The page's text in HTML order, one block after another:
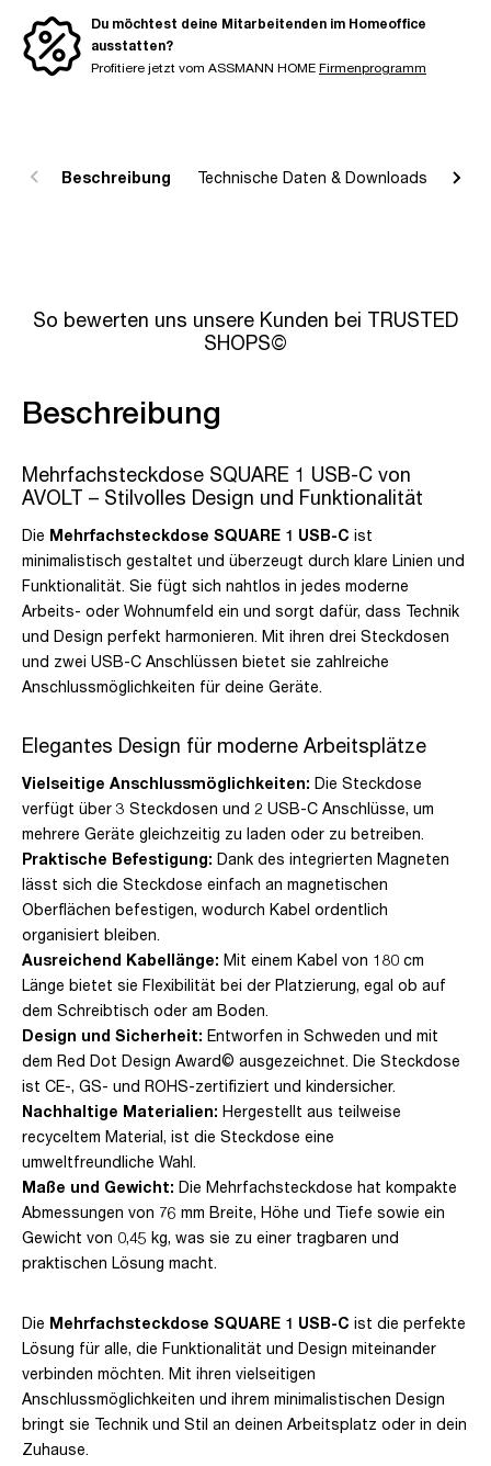
Du möchtest deine Mitarbeitenden im Homeoffice
ausstatten?
Profitiere jetzt vom ASSMANN HOME Firmenprogramm
Beschreibung Technische Daten & Downloads
So bewerten uns unsere Kunden bei TRUSTED
SHOPS©
Beschreibung
Mehrfachsteckdose SQUARE 1 USB-C von
AVOLT – Stilvolles Design und Funktionalität
Die Mehrfachsteckdose SQUARE 1 USB-C ist
minimalistisch gestaltet und überzeugt durch klare Linien und
Funktionalität. Sie fügt sich nahtlos in jedes moderne
Arbeits- oder Wohnumfeld ein und sorgt dafür, dass Technik
und Design perfekt harmonieren. Mit ihren drei Steckdosen
und zwei USB-C Anschlüssen bietet sie zahlreiche
Anschlussmöglichkeiten für deine Geräte.
Elegantes Design für moderne Arbeitsplätze
Vielseitige Anschlussmöglichkeiten: Die Steckdose
verfügt über 3 Steckdosen und 2 USB-C Anschlüsse, um
mehrere Geräte gleichzeitig zu laden oder zu betreiben.
Praktische Befestigung: Dank des integrierten Magneten
lässt sich die Steckdose einfach an magnetischen
Oberflächen befestigen, wodurch Kabel ordentlich
organisiert bleiben.
Ausreichend Kabellänge: Mit einem Kabel von 180 cm
Länge bietet sie Flexibilität bei der Platzierung, egal ob auf
dem Schreibtisch oder am Boden.
Design und Sicherheit: Entworfen in Schweden und mit
dem Red Dot Design Award© ausgezeichnet. Die Steckdose
ist CE-, GS- und ROHS-zertifiziert und kindersicher.
Nachhaltige Materialien: Hergestellt aus teilweise
recyceltem Material, ist die Steckdose eine
umweltfreundliche Wahl.
Maße und Gewicht: Die Mehrfachsteckdose hat kompakte
Abmessungen von 76 mm Breite, Höhe und Tiefe sowie ein
Gewicht von 0,45 kg, was sie zu einer tragbaren und
praktischen Lösung macht.
Die Mehrfachsteckdose SQUARE 1 USB-C ist die perfekte
Lösung für alle, die Funktionalität und Design miteinander
verbinden möchten. Mit ihren vielseitigen
Anschlussmöglichkeiten und ihrem minimalistischen Design
bringt sie Technik und Stil an deinen Arbeitsplatz oder in dein
Zuhause.